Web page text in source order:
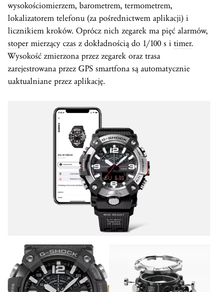
wysokościomierzem, barometrem, termometrem,
lokalizatorem telefonu (za pośrednictwem aplikacji) i
licznikiem kroków. Oprócz nich zegarek ma pięć alarmów,
stoper mierzący czas z dokładnością do 1/100 s i timer.
Wysokość zmierzona przez zegarek oraz trasa
zarejestrowana przez GPS smartfona są automatycznie
uaktualniane przez aplikację.